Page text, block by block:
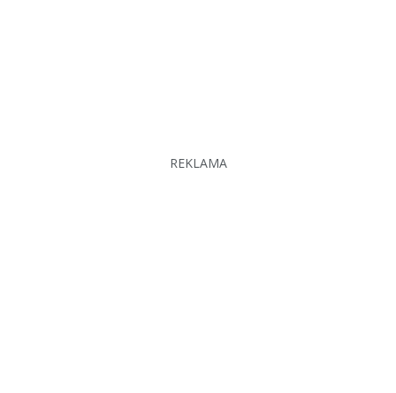
REKLAMA